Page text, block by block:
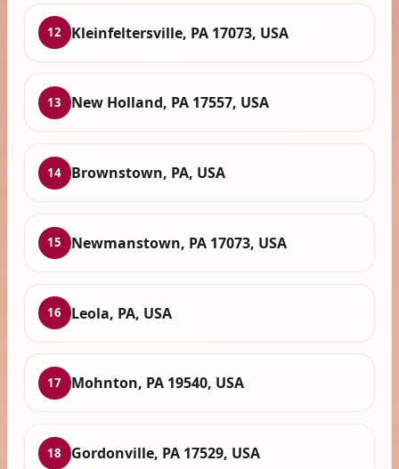
12 Kleinfeltersville, PA 17073, USA
13 New Holland, PA 17557, USA
14 Brownstown, PA, USA
15 Newmanstown, PA 17073, USA
16 Leola, PA, USA
17 Mohnton, PA 19540, USA
18 Gordonville, PA 17529, USA